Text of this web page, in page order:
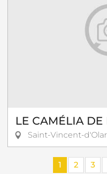
LE CAMÉLIA
Saint-Vincent-
1 2 3